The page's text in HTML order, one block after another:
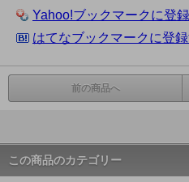
Yahoo!ブックマークに登
はてなブックマークに登
前の商品へ
この商品のカテゴリー